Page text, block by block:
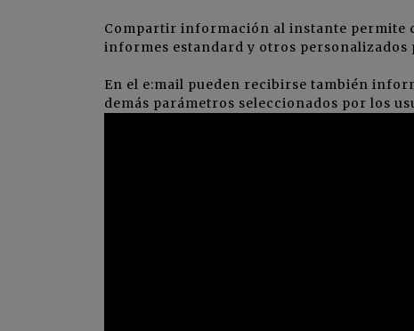
Compartir información al instante permite
informes estandard y otros personalizados
En el e:mail pueden recibirse también
demás parámetros seleccionados por los